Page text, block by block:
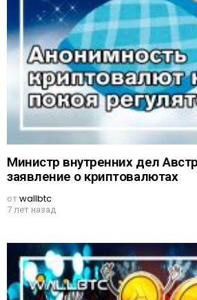
Министр внутренних дел
заявление о криптовалютах
отwallbtc
7 лет назад